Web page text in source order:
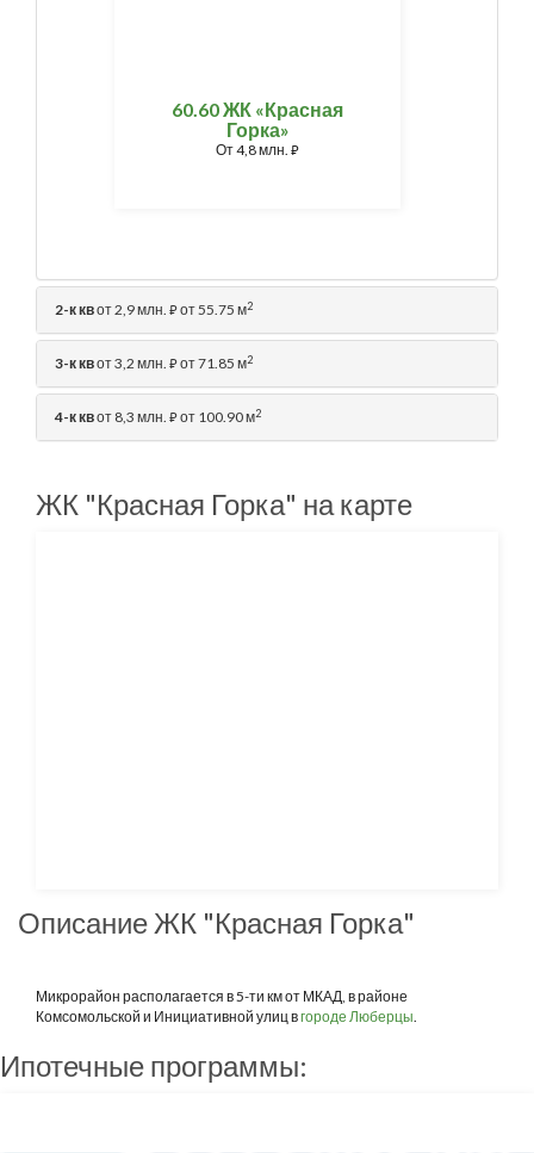
60.60 ЖК «Красная
Горка»
От4,8 млн. ⃏
2-к квот 2,9 млн. ⃏от 55.75 м2
3-к квот 3,2 млн. ⃏от 71.85 м2
4-к квот 8,3 млн. ⃏от 100.90 м2
ЖК "Красная Горка" на карте
Описание ЖК "Красная Горка"
Микрорайон располагается в 5-ти км от МКАД, в районе
Комсомольской и Инициативной улиц вгороде Люберцы.
Ипотечные программы: